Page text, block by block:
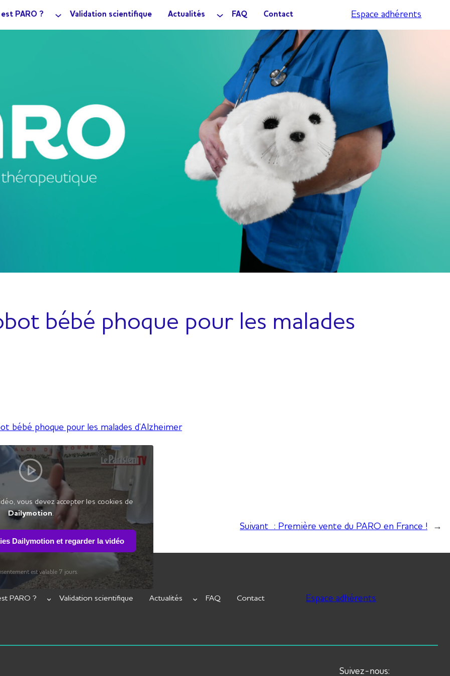
PARO ? Validation scientifique Actualités FAQ Contact Espace adhérents
bébé phoque pour les malades
bébé phoque pour les malades d’Alzheimer
vous devez accepter les cookies de
Dailymotion.
Dailymotion et regarder la vidéo
est valable 7 jours.
Suivant : Première vente du PARO en France ! →
PARO ? Validation scientifique Actualités FAQ Contact Espace adhérents
Suivez-nous: